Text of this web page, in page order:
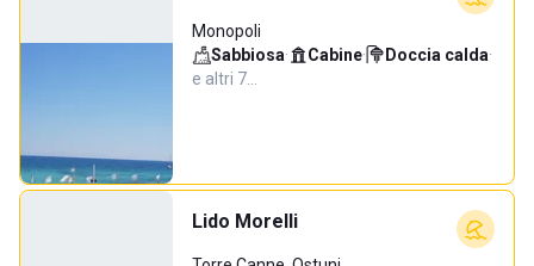
Monopoli
Sabbiosa· Cabine· Doccia calda·
e altri 7…
Lido Morelli